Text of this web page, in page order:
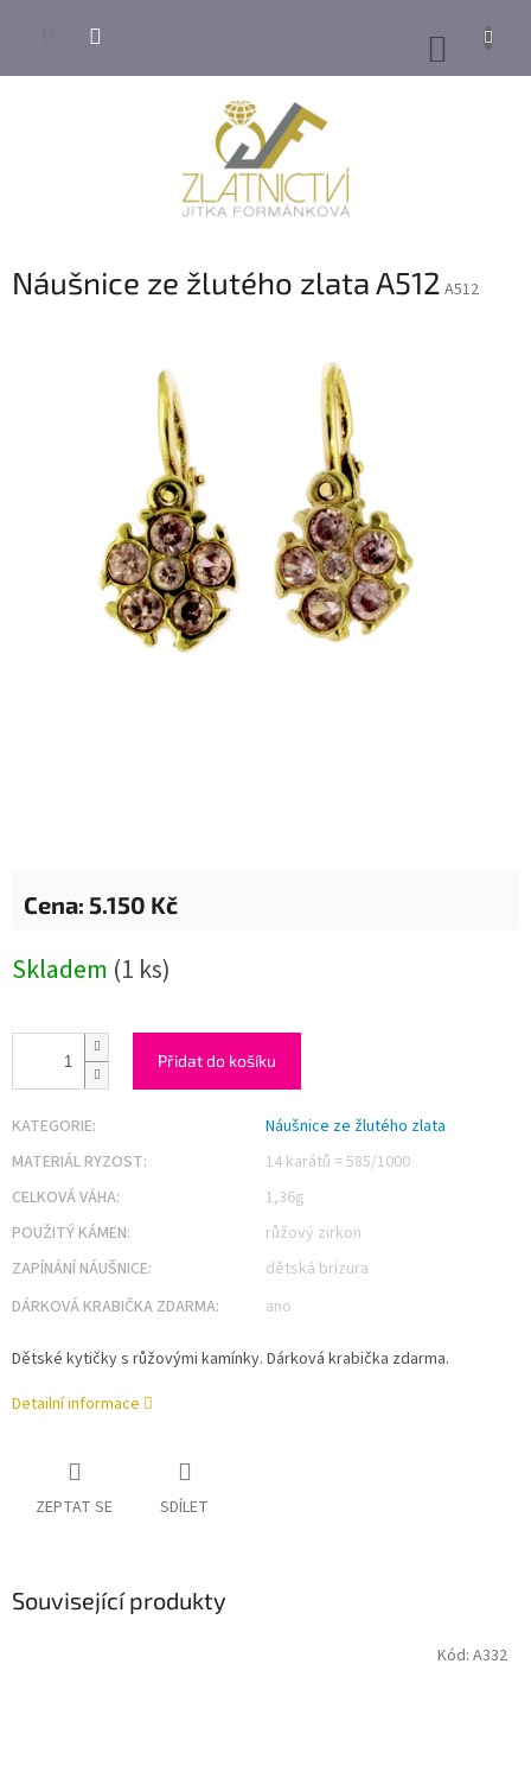
KOŠÍK
Náušnice ze žlutého zlata A512 A512
5.150 Kč
cena:
Skladem (1 ks)
Přidat do košíku
KATEGORIE:
Náušnice ze žlutého zlata
MATERIÁL RYZOST:
14 karátů = 585/1000
CELKOVÁ VÁHA:
1,36g
POUŽITÝ KÁMEN:
růžový zirkon
ZAPÍNÁNÍ NÁUŠNICE:
dětská brizura
DÁRKOVÁ KRABIČKA ZDARMA: ano
Dětské kytičky s růžovými kamínky. Dárková krabička zdarma.
Detailní informace
ZEPTAT SE SDÍLET
Související produkty
Kód: A332